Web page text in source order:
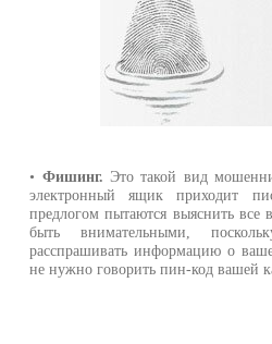
• Фишинг. Это такой вид
электронный ящик приходит
предлогом пытаются выяснить
быть внимательными,
расспрашивать информацию о
не нужно говорить пин-код вашей